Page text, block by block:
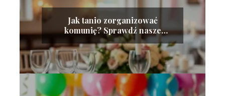
Jak tanio zorganizować
komunię? Sprawdź nasze
sprawdzone porady!